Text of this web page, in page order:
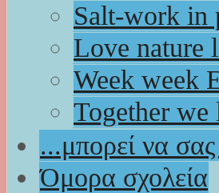
Salt-work in
Love nature
Week week
Together we
...μπορεί να
Όμορα σχολεία